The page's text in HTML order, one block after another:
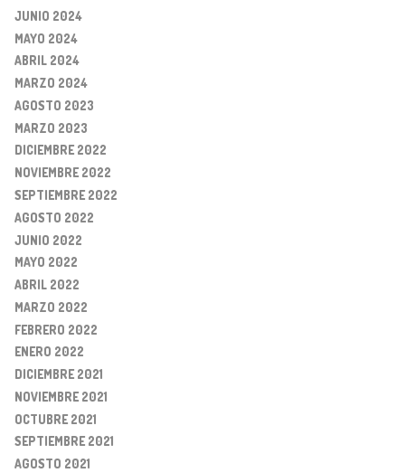
JUNIO 2024
MAYO 2024
ABRIL 2024
MARZO 2024
AGOSTO 2023
MARZO 2023
DICIEMBRE 2022
NOVIEMBRE 2022
SEPTIEMBRE 2022
AGOSTO 2022
JUNIO 2022
MAYO 2022
ABRIL 2022
MARZO 2022
FEBRERO 2022
ENERO 2022
DICIEMBRE 2021
NOVIEMBRE 2021
OCTUBRE 2021
SEPTIEMBRE 2021
AGOSTO 2021